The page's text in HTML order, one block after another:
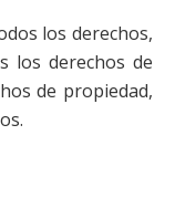
los derechos,
los derechos de
de propiedad,